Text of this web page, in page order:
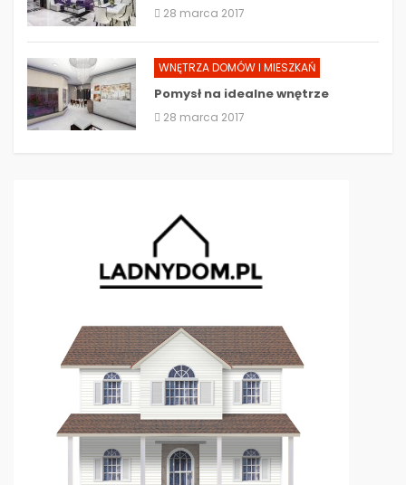
28 marca 2017
WNĘTRZA DOMÓW I MIESZKAŃ
Pomysł na idealne wnętrze
28 marca 2017